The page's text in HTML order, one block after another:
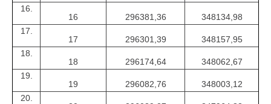
16.
16
296381,36
348134,98
17.
17
296301,39
348157,95
18.
18
296174,64
348062,67
19.
19
296082,76
348003,12
20.